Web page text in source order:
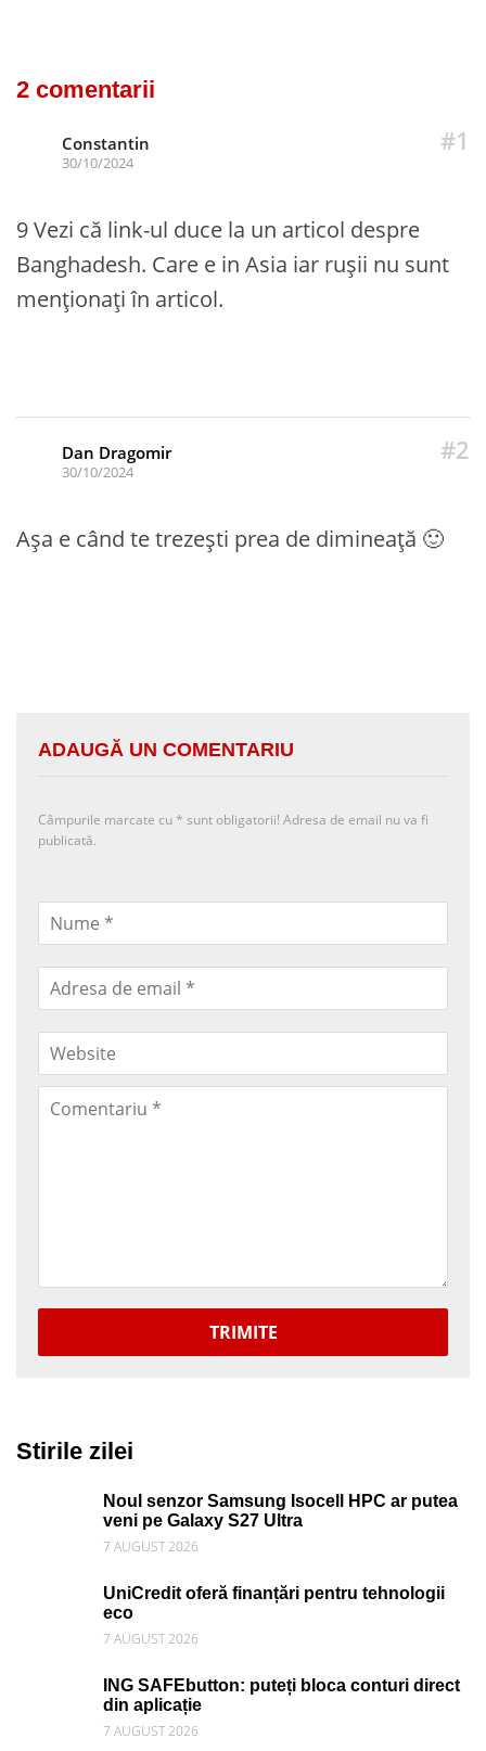
2 comentarii
#1
Constantin
30/10/2024
9 Vezi că link-ul duce la un articol despre
Banghadesh. Care e in Asia iar rușii nu sunt
menționați în articol.
#2
Dan Dragomir
30/10/2024
Așa e când te trezești prea de dimineață 🙂
ADAUGĂ UN COMENTARIU
Câmpurile marcate cu * sunt obligatorii! Adresa de email nu va fi
publicată.
TRIMITE
Stirile zilei
Noul senzor Samsung Isocell HPC ar putea
veni pe Galaxy S27 Ultra
7 AUGUST 2026
UniCredit oferă finanțări pentru tehnologii
eco
7 AUGUST 2026
ING SAFEbutton: puteți bloca conturi direct
din aplicație
7 AUGUST 2026